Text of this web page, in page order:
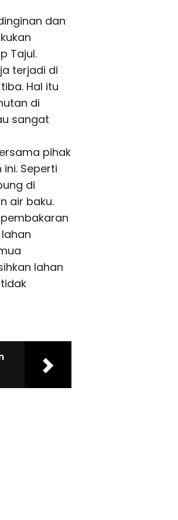
dan
Tajul.
terjadi di
Hal itu
di
sangat
pihak
Seperti
di
air baku.
lahan